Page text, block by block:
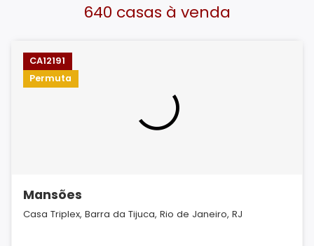
640 casas à venda
CA12191
Permuta
Mansões
Casa Triplex, Barra da Tijuca, Rio de Janeiro, RJ